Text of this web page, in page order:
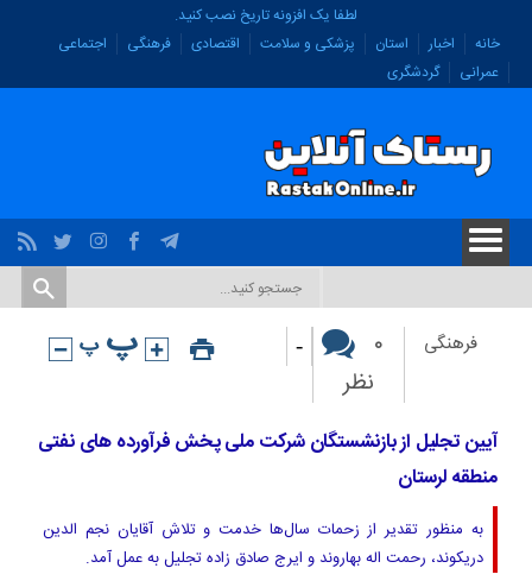
لطفا یک افزونه تاریخ نصب کنید.
خانه
اخبار استان پزشکی و سلامت اقتصادی فرهنگی
اجتماعی
عمرانی
گردشگری
فرهنگی
۰
نظر
-
آیین تجلیل از بازنشستگان شرکت ملی پخش فرآورده های نفتی
منطقه لرستان
به منظور تقدیر از زحمات سال‌ها خدمت و تلاش آقایان نجم الدین
دریکوند، رحمت اله بهاروند و ایرج صادق زاده تجلیل به عمل آمد.